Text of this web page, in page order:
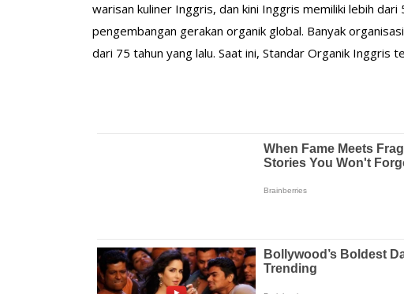
warisan kuliner Inggris, dan kini Inggris memiliki lebih
pengembangan gerakan organik global. Banyak
dari 75 tahun yang lalu. Saat ini, Standar Organik Inggris